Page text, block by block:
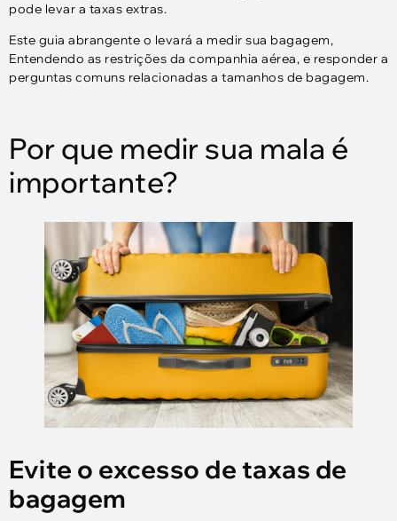
pode levar a taxas extras.
Este guia abrangente o levará a medir sua bagagem,
Entendendo as restrições da companhia aérea, e responder a
perguntas comuns relacionadas a tamanhos de bagagem.
Por que medir sua mala é
importante?
Evite o excesso de taxas de
bagagem